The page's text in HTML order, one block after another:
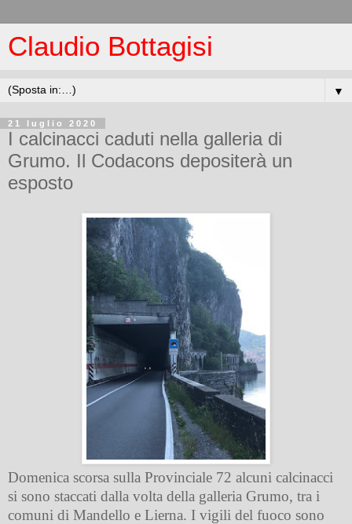
Claudio Bottagisi
▼
21 luglio 2020
I calcinacci caduti nella galleria di
Grumo. Il Codacons depositerà un
esposto
Domenica scorsa sulla Provinciale 72 alcuni calcinacci
si sono staccati dalla volta della galleria Grumo, tra i
comuni di Mandello e Lierna. I vigili del fuoco sono